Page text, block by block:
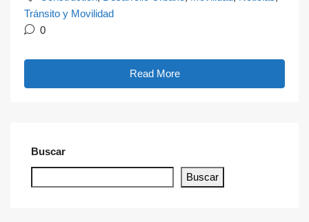
Tránsito y Movilidad
0
Read More
Buscar
Buscar